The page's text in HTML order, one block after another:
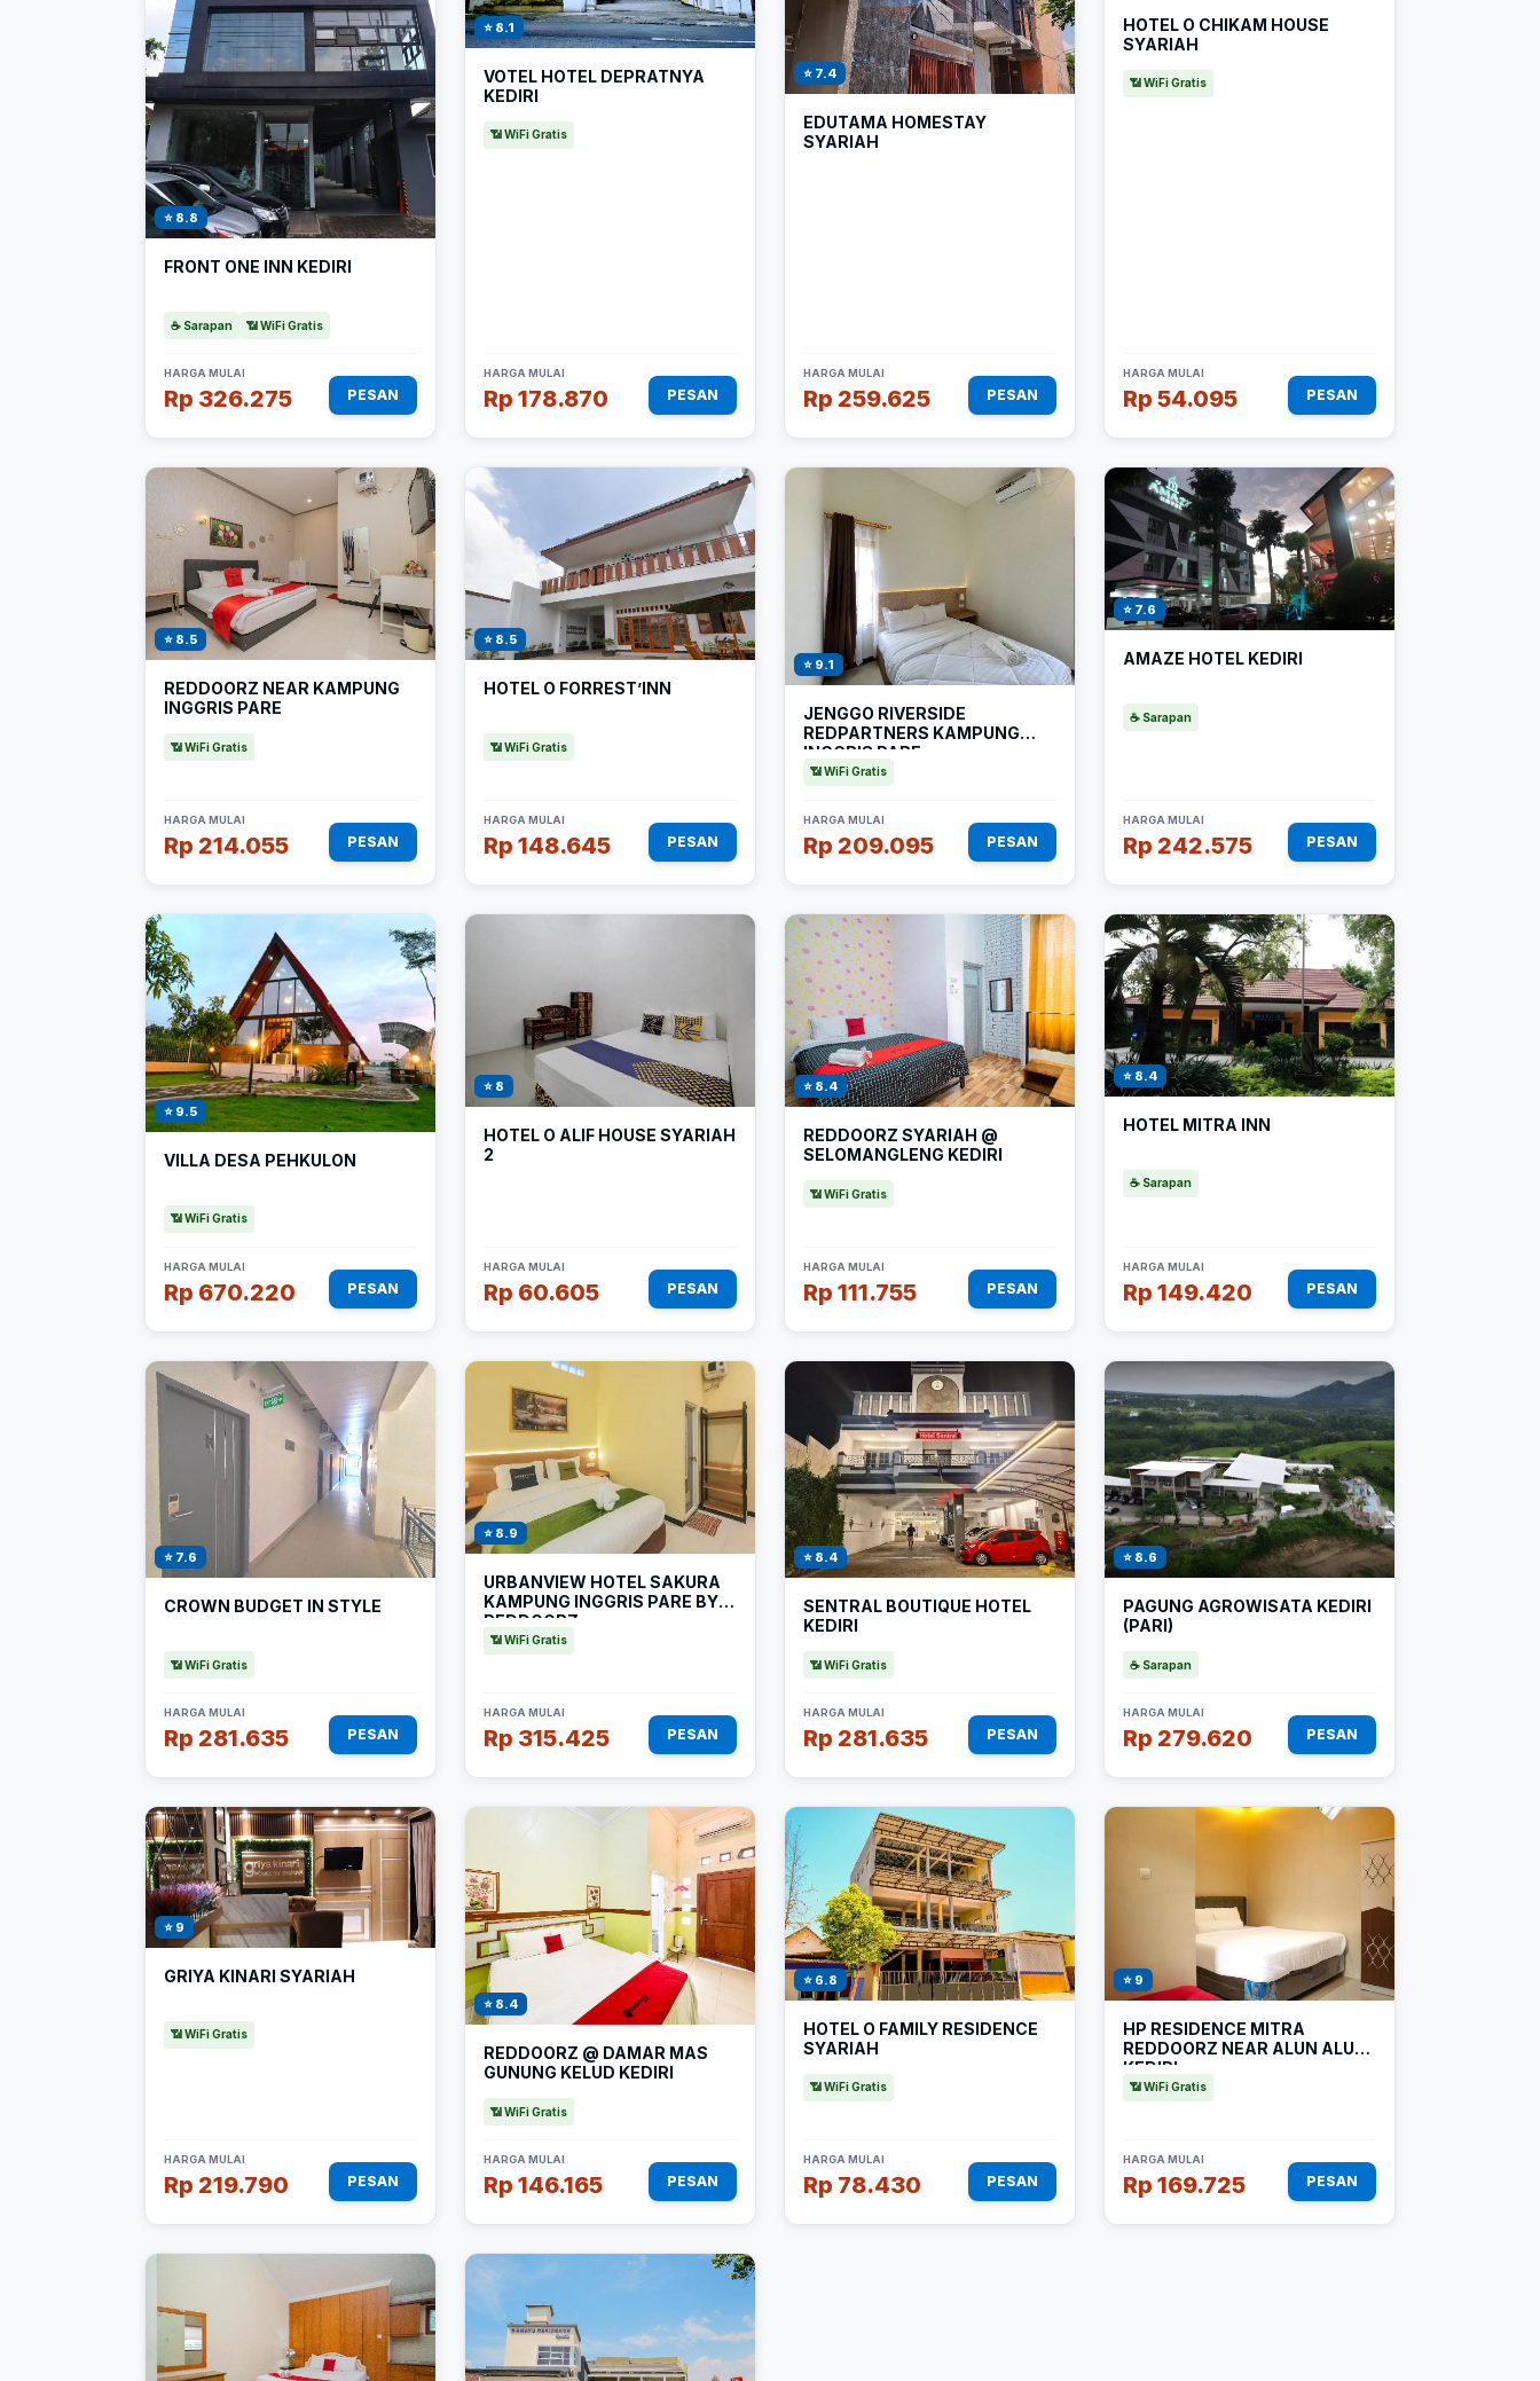
⭐ 8.8
FRONT ONE INN KEDIRI
☕ Sarapan 📶 WiFi Gratis
HARGA MULAI
Rp 326.275 PESAN
⭐ 8.1
VOTEL HOTEL DEPRATNYA
KEDIRI
📶 WiFi Gratis
HARGA MULAI
Rp 178.870 PESAN
⭐ 7.4
EDUTAMA HOMESTAY
SYARIAH
HARGA MULAI
Rp 259.625 PESAN
HOTEL O CHIKAM HOUSE
SYARIAH
📶 WiFi Gratis
HARGA MULAI
Rp 54.095 PESAN
⭐ 8.5
REDDOORZ NEAR KAMPUNG
INGGRIS PARE
📶 WiFi Gratis
HARGA MULAI
Rp 214.055 PESAN
⭐ 8.5
HOTEL O FORREST’INN
📶 WiFi Gratis
HARGA MULAI
Rp 148.645 PESAN
⭐ 9.1
JENGGO RIVERSIDE
REDPARTNERS KAMPUNG
INGGRIS PARE
📶 WiFi Gratis
HARGA MULAI
Rp 209.095 PESAN
⭐ 7.6
AMAZE HOTEL KEDIRI
☕ Sarapan
HARGA MULAI
Rp 242.575 PESAN
⭐ 9.5
VILLA DESA PEHKULON
📶 WiFi Gratis
HARGA MULAI
Rp 670.220 PESAN
⭐ 8
HOTEL O ALIF HOUSE SYARIAH
2
HARGA MULAI
Rp 60.605 PESAN
⭐ 8.4
REDDOORZ SYARIAH @
SELOMANGLENG KEDIRI
📶 WiFi Gratis
HARGA MULAI
Rp 111.755 PESAN
⭐ 8.4
HOTEL MITRA INN
☕ Sarapan
HARGA MULAI
Rp 149.420 PESAN
⭐ 7.6
CROWN BUDGET IN STYLE
📶 WiFi Gratis
HARGA MULAI
Rp 281.635 PESAN
⭐ 8.9
URBANVIEW HOTEL SAKURA
KAMPUNG INGGRIS PARE BY
REDDOORZ
📶 WiFi Gratis
HARGA MULAI
Rp 315.425 PESAN
⭐ 8.4
SENTRAL BOUTIQUE HOTEL
KEDIRI
📶 WiFi Gratis
HARGA MULAI
Rp 281.635 PESAN
⭐ 8.6
PAGUNG AGROWISATA KEDIRI
(PARI)
☕ Sarapan
HARGA MULAI
Rp 279.620 PESAN
⭐ 9
GRIYA KINARI SYARIAH
📶 WiFi Gratis
HARGA MULAI
Rp 219.790 PESAN
⭐ 8.4
REDDOORZ @ DAMAR MAS
GUNUNG KELUD KEDIRI
📶 WiFi Gratis
HARGA MULAI
Rp 146.165 PESAN
⭐ 6.8
HOTEL O FAMILY RESIDENCE
SYARIAH
📶 WiFi Gratis
HARGA MULAI
Rp 78.430 PESAN
⭐ 9
HP RESIDENCE MITRA
REDDOORZ NEAR ALUN ALUN
KEDIRI
📶 WiFi Gratis
HARGA MULAI
Rp 169.725 PESAN